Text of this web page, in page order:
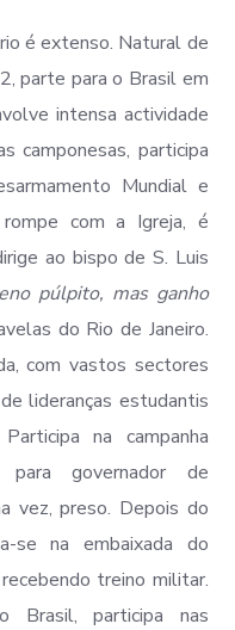
é extenso. Natural de
parte para o Brasil em
intensa actividade
camponesas, participa
Mundial e
com a Igreja, é
ao bispo de S. Luis
púlpito, mas ganho
do Rio de Janeiro.
com vastos sectores
lideranças estudantis
na campanha
governador de
vez, preso. Depois do
se na embaixada do
treino militar.
Brasil, participa nas